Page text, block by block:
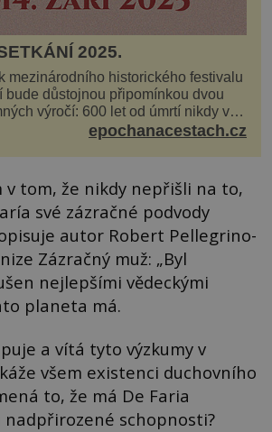
2025.
mezinárodního historického festivalu
bude důstojnou připomínkou dvou
výročí: 600 let od úmrtí nikdy v
hejtmana Jana Žižky z Tr...
epochanacestach.cz
v tom, že nikdy nepřišli na to,
své zázračné podvody
autor Robert Pellegrino-
Zázračný muž: „Byl
nejlepšími vědeckými
planeta má.
a vítá tyto výzkumy v
všem existenci duchovního
to, že má De Faria
nadpřirozené schopnosti?